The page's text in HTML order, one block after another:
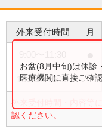
外来受付時間 月
13:30〜16:30
外来受付時間・内容等
認ください。
お盆(8月中旬)は休診
医療機関に直接ご確